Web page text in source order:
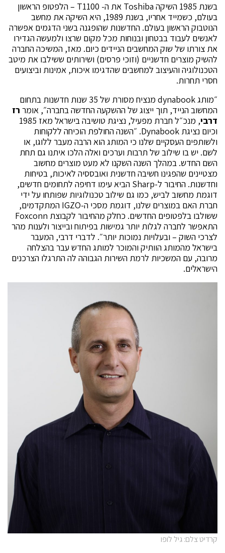
בשנת 1985 השיקה Toshiba את ה- T1100 – הלפטופ הראשון
בעולם, כשמייד אחריו, בשנת 1989, היא השיקה את מחשב
הנוטבוק הראשון בעולם. החדשנות שהופגנה בשני הדגמים אפשרה
לאנשים לעבוד בבטחון ובנוחות מכל מקום שרצו ולמעשה הגדירו
את צורתו של שוק המחשבים הניידים כיום. מאז, המשיכה החברה
להשיק מוצרים חדשניים (וזוכי פרסים) ושירותים ששילבו את מיטב
הטכנולוגיה והעיצוב למחשבים שהדגימו איכות, אמינות וביצועים
חסרי תחרות.
״מותג dynabook מנציח מסורת של 35 שנות חדשנות בתחום
המחשוב הנייד, תוך ייצוג של ההשקעה החדשה בחברה״, אומר רז
דרבי
, מנכ״ל חברת מפעיל, נציגת טושיבה בישראל מאז 1985
וכיום נציגת Dynabook. ״השנה החולפת הוכיחה ללקוחות
ולשותפים העסקיים שלנו כי המותג הוא הרבה מעבר ללוגו, או
לשם. יש בו שילוב של תרבות וערכים ואלה הלכו איתנו גם תחת
השם החדש. במהלך השנה השקנו לא מעט מוצרים מחשוב
מצטיינים שהפגינו חשיבה חדשנית ואובססיה לאיכות, בטיחות
וחדשנות. החיבור ל-Sharp הביא עימו דחיפה לתחומים חדשים,
דוגמת מחשוב לביש, כמו גם שילוב טכנולוגיות שפותחו על ידי
חברת האם במוצרים שלנו, דוגמת מסכי ה-IGZO המתקדמים,
ששולבו בלפטופים החדשים. כחלק מהחיבור לקבוצת Foxconn
התאפשר לחברה לגלות יותר גמישות בפיתוח ובייצור ולענות מהר
לצרכי השוק – ובעלויות נמוכות יותר״. לדברי דרבי, המעבר
בישראל מהמותג הוותיק והמוכר למותג החדש עבר בהצלחה
מרובה, עם המשכיות לרמת השירות הגבוהה לה התרגלו הצרכנים
הישראלים.
קרדיט צלם: גיל לופו